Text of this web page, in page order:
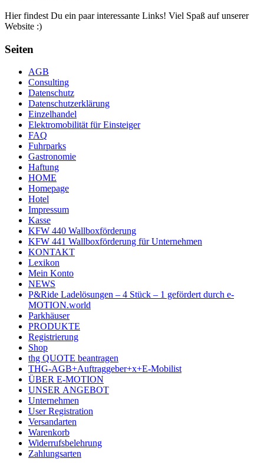
Hier findest Du ein paar interessante Links! Viel Spaß auf unserer
Website :)
Seiten
AGB
Consulting
Datenschutz
Datenschutzerklärung
Einzelhandel
Elektromobilität für Einsteiger
FAQ
Fuhrparks
Gastronomie
Haftung
HOME
Homepage
Hotel
Impressum
Kasse
KFW 440 Wallboxförderung
KFW 441 Wallboxförderung für Unternehmen
KONTAKT
Lexikon
Mein Konto
NEWS
P&Ride Ladelösungen – 4 Stück – 1 gefördert durch e-
MOTION.world
Parkhäuser
PRODUKTE
Registrierung
Shop
thg QUOTE beantragen
THG-AGB+Auftraggeber+x+E-Mobilist
ÜBER E-MOTION
UNSER ANGEBOT
Unternehmen
User Registration
Versandarten
Warenkorb
Widerrufsbelehrung
Zahlungsarten